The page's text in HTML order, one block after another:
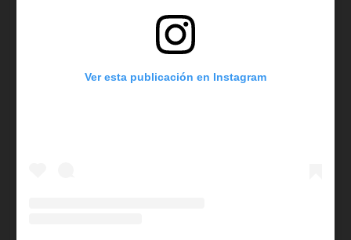
Ver esta publicación en Instagram